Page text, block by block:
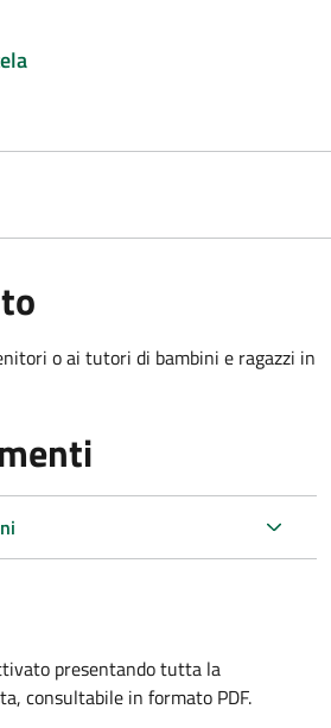
o ai tutori di bambini e ragazzi in
presentando tutta la
consultabile in formato PDF.